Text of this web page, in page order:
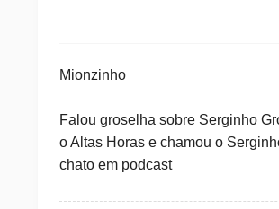
Mionzinho
Falou groselha sobre Serginho
o Altas Horas e chamou o
chato em podcast